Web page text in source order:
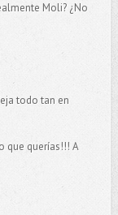
Moli? ¿No
todo tan en
que querías!!! A